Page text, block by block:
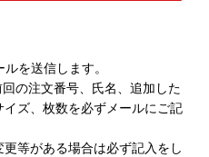
を送信します。
の注文番号、氏名、追加した
ズ、枚数を必ずメールにご記
等がある場合は必ず記入をし